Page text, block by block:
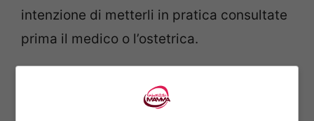
intenzione di metterli in pratica consultate
prima il medico o l’ostetrica.
lunghe camminate
sottolinea che fare lunghe